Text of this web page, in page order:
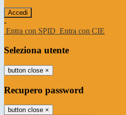
-
Entra con SPID Entra con CIE
Seleziona utente
button close ×
Recupero password
button close ×